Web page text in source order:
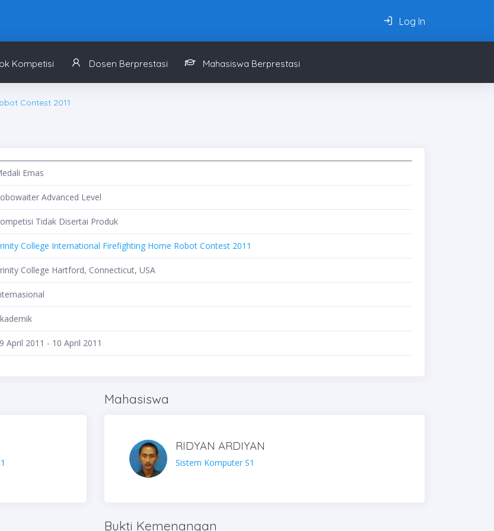
Log In
Kompetisi Dosen Berprestasi Mahasiswa Berprestasi
Contest 2011
Emas
Advanced Level
Tidak Disertai Produk
College International Firefighting Home Robot Contest 2011
College Hartford, Connecticut, USA
April 2011 - 10 April 2011
Mahasiswa
RIDYAN ARDIYAN
Sistem Komputer S1
Bukti Kemenangan